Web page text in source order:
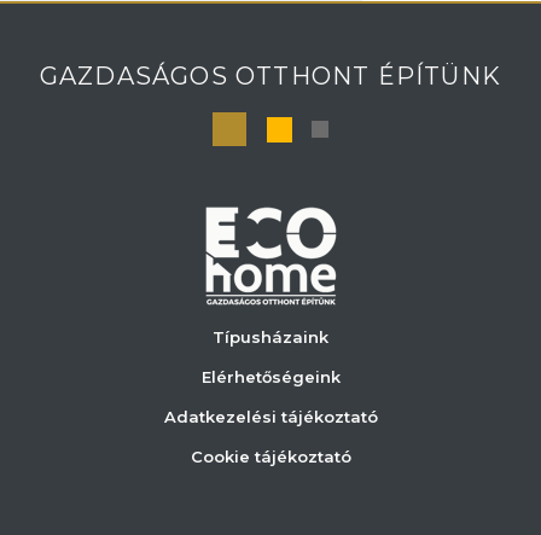
GAZDASÁGOS OTTHONT ÉPÍTÜNK
Típusházaink
Elérhetőségeink
Adatkezelési tájékoztató
Cookie tájékoztató